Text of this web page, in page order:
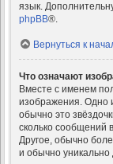
язык.
phpBB®.
Вернуться к
Что означают
Вместе с именем
изображения. Одно
обычно это
сколько сообщений
Другое, обычно
и обычно уникально